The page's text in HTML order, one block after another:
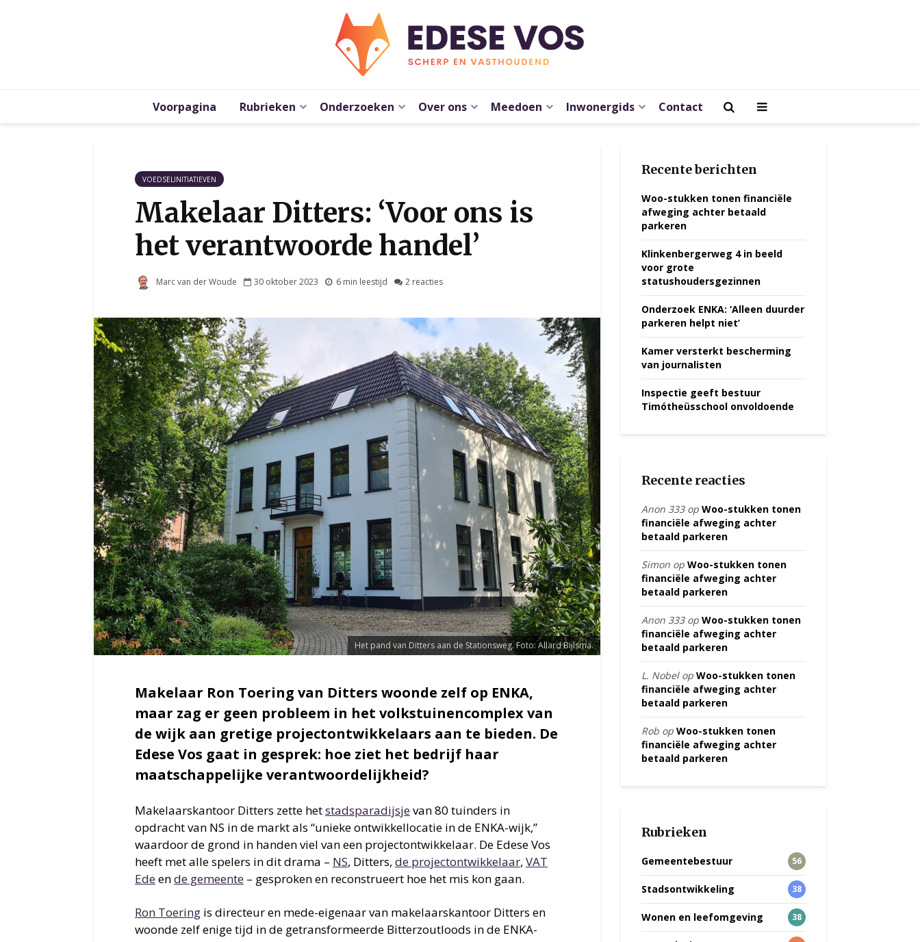
Voorpagina Rubrieken Onderzoeken Over ons Meedoen Inwonergids Contact
VOEDSELINITIATIEVEN
Makelaar Ditters: ‘Voor ons is
het verantwoorde handel’
Marc van der Woude 30 oktober 2023 6 min leestijd 2 reacties
Het pand van Ditters aan de Stationsweg. Foto: Allard Bijlsma.
Makelaar Ron Toering van Ditters woonde zelf op ENKA,
maar zag er geen probleem in het volkstuinencomplex van
de wijk aan gretige projectontwikkelaars aan te bieden. De
Edese Vos gaat in gesprek: hoe ziet het bedrijf haar
maatschappelijke verantwoordelijkheid?
Makelaarskantoor Ditters zette hetstadsparadijsjevan 80 tuinders in
opdracht van NS in de markt als “unieke ontwikkellocatie in de ENKA-wijk,”
waardoor de grond in handen viel van een projectontwikkelaar. De Edese Vos
heeft met alle spelers in dit drama – NS, Ditters, de projectontwikkelaar, VAT
Edeende gemeente – gesproken en reconstrueert hoe het mis kon gaan.
Ron Toering is directeur en mede-eigenaar van makelaarskantoor Ditters en
woonde zelf enige tijd in de getransformeerde Bitterzoutloods in de ENKA-
Recente berichten
Woo-stukken tonen financiële
afweging achter betaald
parkeren
Klinkenbergerweg 4 in beeld
voor grote
statushoudersgezinnen
Onderzoek ENKA: ‘Alleen duurder
parkeren helpt niet’
Kamer versterkt bescherming
van journalisten
Inspectie geeft bestuur
Timótheüsschool onvoldoende
Recente reacties
Anon 333op Woo-stukken tonen
financiële afweging achter
betaald parkeren
Simon op Woo-stukken tonen
financiële afweging achter
betaald parkeren
Anon 333op Woo-stukken tonen
financiële afweging achter
betaald parkeren
L. Nobelop Woo-stukken tonen
financiële afweging achter
betaald parkeren
Rob op Woo-stukken tonen
financiële afweging achter
betaald parkeren
Rubrieken
Gemeentebestuur 56
Stadsontwikkeling 38
Wonen en leefomgeving 38